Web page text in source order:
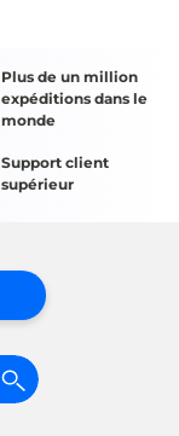
Plus de un million
expéditions dans le
monde
Support client
supérieur